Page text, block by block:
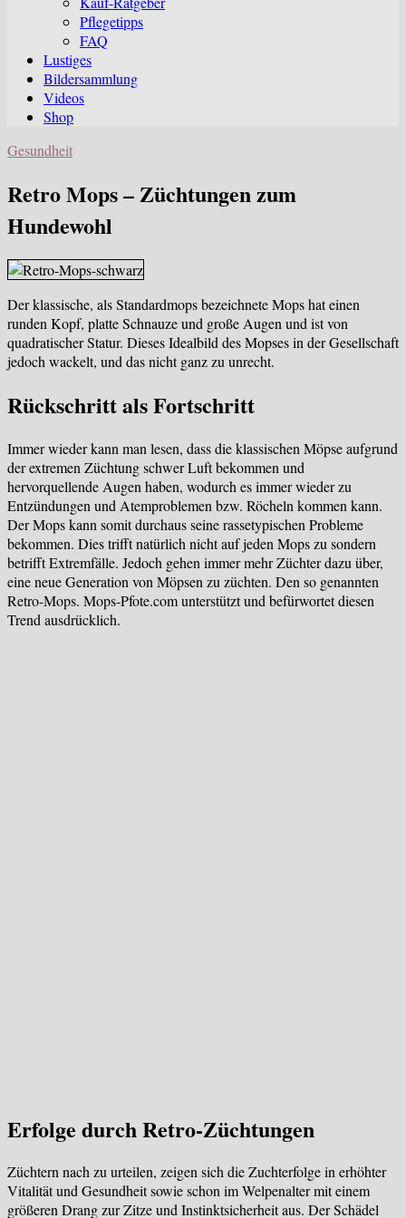
sub
menu
Pflegetipps
FAQ
Lustiges
Bildersammlung
Videos
Shop
Gesundheit
Retro Mops – Züchtungen zum
Hundewohl
Der klassische, als Standardmops bezeichnete Mops hat einen
runden Kopf, platte Schnauze und große Augen und ist von
quadratischer Statur. Dieses Idealbild des Mopses in der Gesellschaft
jedoch wackelt, und das nicht ganz zu unrecht.
Rückschritt als Fortschritt
Immer wieder kann man lesen, dass die klassischen Möpse aufgrund
der extremen Züchtung schwer Luft bekommen und
hervorquellende Augen haben, wodurch es immer wieder zu
Entzündungen und Atemproblemen bzw. Röcheln kommen kann.
Der Mops kann somit durchaus seine rassetypischen Probleme
bekommen. Dies trifft natürlich nicht auf jeden Mops zu sondern
betrifft Extremfälle. Jedoch gehen immer mehr Züchter dazu über,
eine neue Generation von Möpsen zu züchten. Den so genannten
Retro-Mops. Mops-Pfote.com unterstützt und befürwortet diesen
Trend ausdrücklich.
Erfolge durch Retro-Züchtungen
Züchtern nach zu urteilen, zeigen sich die Zuchterfolge in erhöhter
Vitalität und Gesundheit sowie schon im Welpenalter mit einem
größeren Drang zur Zitze und Instinktsicherheit aus. Der Schädel